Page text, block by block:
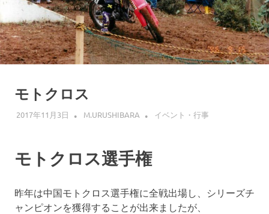
モトクロス
2017年11月3日 M.URUSHIBARA イベント・行事
モトクロス選手権
昨年は中国モトクロス選手権に全戦出場し、シリーズチ
ャンピオンを獲得することが出来ましたが、